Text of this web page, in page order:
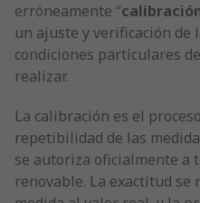
erróneamente “
un ajuste y verificación de
condiciones particulares
realizar.
La calibración es el
repetibilidad de las
se autoriza oficialmente a
renovable. La exactitud se